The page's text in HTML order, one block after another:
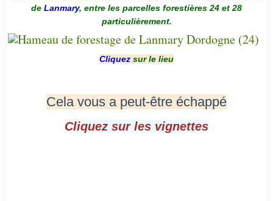
de Lanmary, entre les parcelles forestières 24 et 28
particulièrement.
Cliquez sur le lieu
Cela vous a peut-être échappé
Cliquez sur les vignettes